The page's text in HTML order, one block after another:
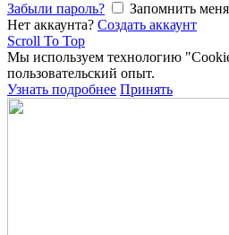
Забыли пароль?
Запомнить меня
Нет аккаунта? Создать аккаунт
Scroll To Top
Мы используем технологию
пользовательский опыт.
Узнать подробнее Принять